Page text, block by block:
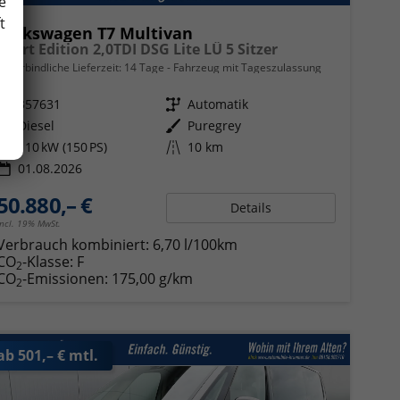
T7 Multivan
Sport Edition 2,0TDI DSG Lite LÜ 5 Sitzer
unverbindliche Lieferzeit: 14 Tage Fahrzeug mit Tageszulassung
357631 Getriebe Automatik
Diesel Außenfarbe Puregrey
110 kW (150 PS) Kilometerstand 10 km
01.08.2026
€
19% MwSt.
Details
kombiniert: 6,70 l/100km
2-Klasse: F
2-Emissionen: 175,00 g/km
501,– € mtl.